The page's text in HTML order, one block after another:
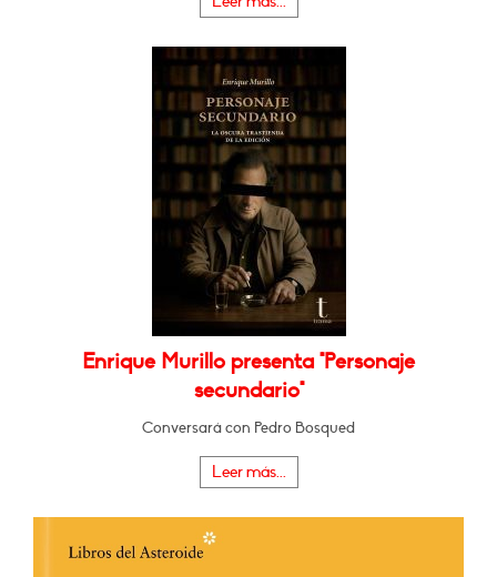
Enrique Murillo presenta "Personaje
secundario"
Conversará con Pedro Bosqued
Leer más...